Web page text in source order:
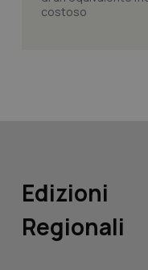
Edizioni
Regionali